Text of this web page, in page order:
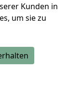
Kunden in
um sie zu